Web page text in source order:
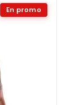
En promo